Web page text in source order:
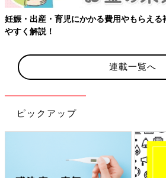
妊娠・出産・育児にかかる費用やもらえる
やすく解説！
連載一覧へ
ピックアップ